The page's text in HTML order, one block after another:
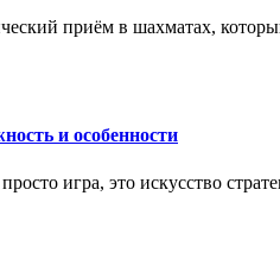
приём в шахматах,
и особенности
игра, это искусство